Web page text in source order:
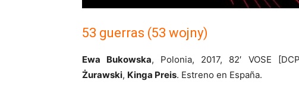
53 guerras (53 wojny)
Ewa Bukowska, Polonia, 2017, 82′ VOSE
Żurawski, Kinga Preis. Estreno en España.